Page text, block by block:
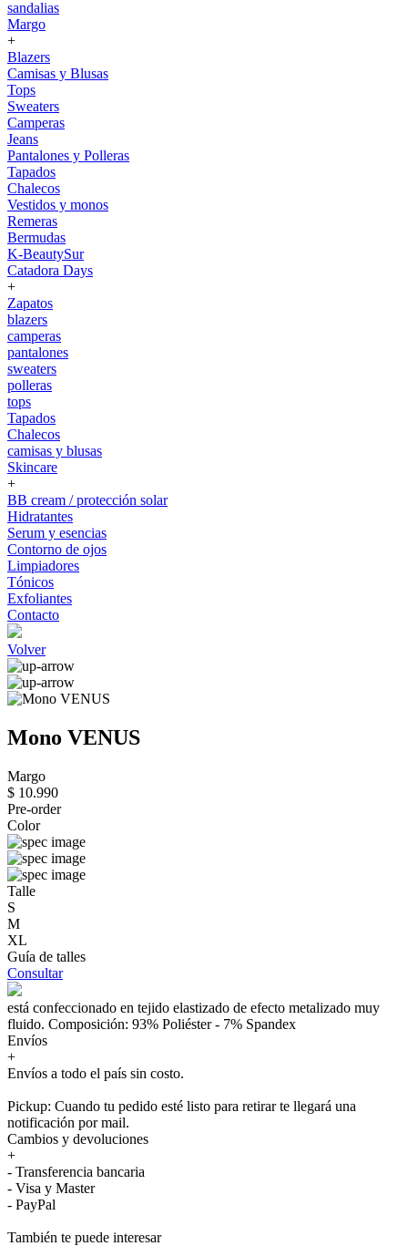
sandalias
Margo
+
Blazers
Camisas y Blusas
Tops
Sweaters
Camperas
Jeans
Pantalones y Polleras
Tapados
Chalecos
Vestidos y monos
Remeras
Bermudas
K-BeautySur
Catadora Days
+
Zapatos
blazers
camperas
pantalones
sweaters
polleras
tops
Tapados
Chalecos
camisas y blusas
Skincare
+
BB cream / protección solar
Hidratantes
Serum y esencias
Contorno de ojos
Limpiadores
Tónicos
Exfoliantes
Contacto
Volver
Mono VENUS
Margo
$ 10.990
Pre-order
Color
Talle
S
M
XL
Guía de talles
Consultar
está confeccionado en tejido elastizado de efecto metalizado muy
fluido. Composición: 93% Poliéster - 7% Spandex
Envíos
+
Envíos a todo el país sin costo.
Pickup: Cuando tu pedido esté listo para retirar te llegará una
notificación por mail.
Cambios y devoluciones
+
- Transferencia bancaria
- Visa y Master
- PayPal
También te puede interesar